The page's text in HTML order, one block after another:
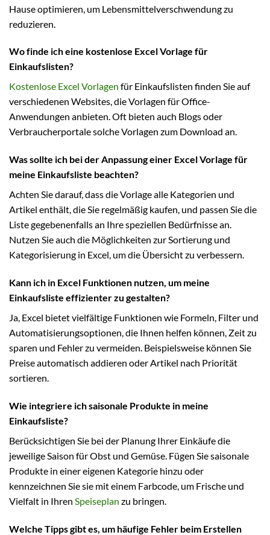
Hause optimieren, um Lebensmittelverschwendung zu
reduzieren.
Wo finde ich eine kostenlose Excel Vorlage für
Einkaufslisten?
Kostenlose Excel Vorlagen für Einkaufslisten finden Sie auf
verschiedenen Websites, die Vorlagen für Office-
Anwendungen anbieten. Oft bieten auch Blogs oder
Verbraucherportale solche Vorlagen zum Download an.
Was sollte ich bei der Anpassung einer Excel Vorlage für
meine Einkaufsliste beachten?
Achten Sie darauf, dass die Vorlage alle Kategorien und
Artikel enthält, die Sie regelmäßig kaufen, und passen Sie die
Liste gegebenenfalls an Ihre speziellen Bedürfnisse an.
Nutzen Sie auch die Möglichkeiten zur Sortierung und
Kategorisierung in Excel, um die Übersicht zu verbessern.
Kann ich in Excel Funktionen nutzen, um meine
Einkaufsliste effizienter zu gestalten?
Ja, Excel bietet vielfältige Funktionen wie Formeln, Filter und
Automatisierungsoptionen, die Ihnen helfen können, Zeit zu
sparen und Fehler zu vermeiden. Beispielsweise können Sie
Preise automatisch addieren oder Artikel nach Priorität
sortieren.
Wie integriere ich saisonale Produkte in meine
Einkaufsliste?
Berücksichtigen Sie bei der Planung Ihrer Einkäufe die
jeweilige Saison für Obst und Gemüse. Fügen Sie saisonale
Produkte in einer eigenen Kategorie hinzu oder
kennzeichnen Sie sie mit einem Farbcode, um Frische und
Vielfalt in Ihren Speiseplan zu bringen.
Welche Tipps gibt es, um häufige Fehler beim Erstellen